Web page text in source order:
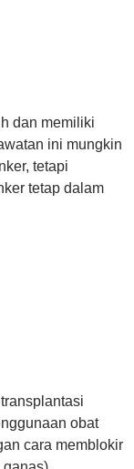
dan memiliki
ini mungkin
tetapi
tetap dalam
obat
cara memblokir